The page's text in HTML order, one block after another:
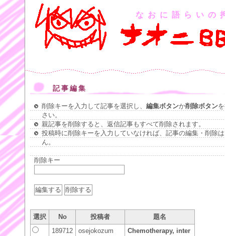
なおに語らいの
記事編集
削除キーを入力して記事を選択し、 編集ボタンか削除ボタン
さい。
親記事を削除すると、返信記事もすべて削除されます。
投稿時に削除キーを入力していなければ、記事の編集・削除
ん。
削除キー
選択 No 投稿者
題名
189712
osejokozum
Chemotherapy, inter